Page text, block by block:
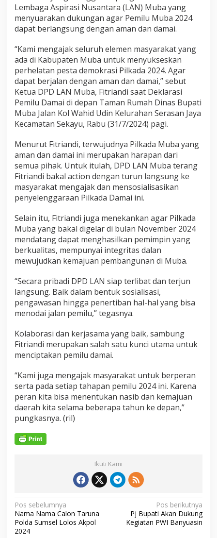
Lembaga Aspirasi Nusantara (LAN) Muba yang
menyuarakan dukungan agar Pemilu Muba 2024
dapat berlangsung dengan aman dan damai.
“Kami mengajak seluruh elemen masyarakat yang
ada di Kabupaten Muba untuk menyukseskan
perhelatan pesta demokrasi Pilkada 2024. Agar
dapat berjalan dengan aman dan damai,” sebut
Ketua DPD LAN Muba, Fitriandi saat Deklarasi
Pemilu Damai di depan Taman Rumah Dinas Bupati
Muba Jalan Kol Wahid Udin Kelurahan Serasan Jaya
Kecamatan Sekayu, Rabu (31/7/2024) pagi.
Menurut Fitriandi, terwujudnya Pilkada Muba yang
aman dan damai ini merupakan harapan dari
semua pihak. Untuk itulah, DPD LAN Muba terang
Fitriandi bakal action dengan turun langsung ke
masyarakat mengajak dan mensosialisasikan
penyelenggaraan Pilkada Damai ini.
Selain itu, Fitriandi juga menekankan agar Pilkada
Muba yang bakal digelar di bulan November 2024
mendatang dapat menghasilkan pemimpin yang
berkualitas, mempunyai integritas dalan
mewujudkan kemajuan pembangunan di Muba.
“Secara pribadi DPD LAN siap terlibat dan terjun
langsung. Baik dalam bentuk sosialisasi,
pengawasan hingga penertiban hal-hal yang bisa
menodai jalan pemilu,” tegasnya.
Kolaborasi dan kerjasama yang baik, sambung
Fitriandi merupakan salah satu kunci utama untuk
menciptakan pemilu damai.
“Kami juga mengajak masyarakat untuk berperan
serta pada setiap tahapan pemilu 2024 ini. Karena
peran kita bisa menentukan nasib dan kemajuan
daerah kita selama beberapa tahun ke depan,”
pungkasnya. (ril)
Ikuti Kami
N
a
v
Pos sebelumnya
Nama Nama Calon Taruna
Polda Sumsel Lolos Akpol
2024
Pos berikutnya
Pj Bupati Akan Dukung
Kegiatan PWI Banyuasin